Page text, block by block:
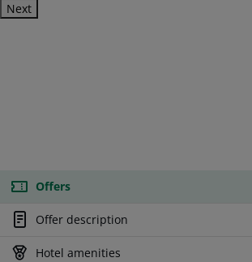
Next
Offers
Offer description
Hotel amenities